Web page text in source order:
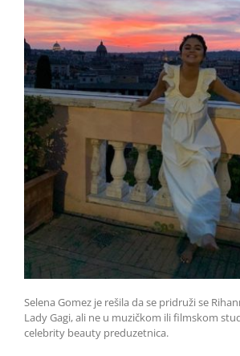
Selena Gomez je rešila da se pridruži se
Lady Gagi, ali ne u muzičkom ili filmskom
celebrity beauty preduzetnica.